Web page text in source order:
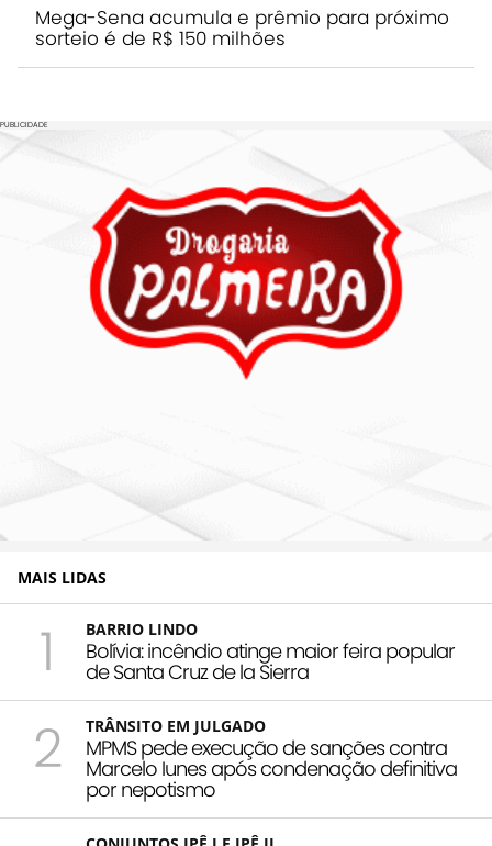
Mega-Sena acumula e prêmio para próximo
sorteio é de R$ 150 milhões
PUBLICIDADE
MAIS LIDAS
1 BARRIO LINDO
Bolívia: incêndio atinge maior feira popular
de Santa Cruz de la Sierra
2 TRÂNSITO EM JULGADO
MPMS pede execução de sanções contra
Marcelo Iunes após condenação definitiva
por nepotismo